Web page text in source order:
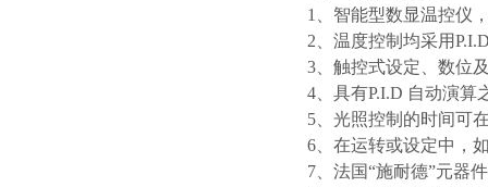
1、智能型数显温控仪
2、温度控制均采用
3、触控式设定、数位
4、具有P.I.D 自动演算
5、光照控制的时间可
6、在运转或设定中，
7、法国“施耐德”元器